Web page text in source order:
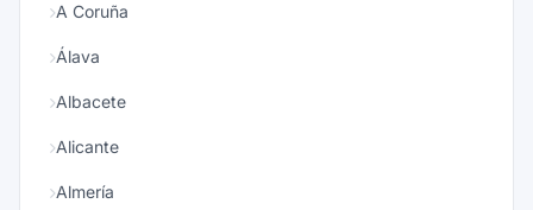
A Coruña
Álava
Albacete
Alicante
Almería